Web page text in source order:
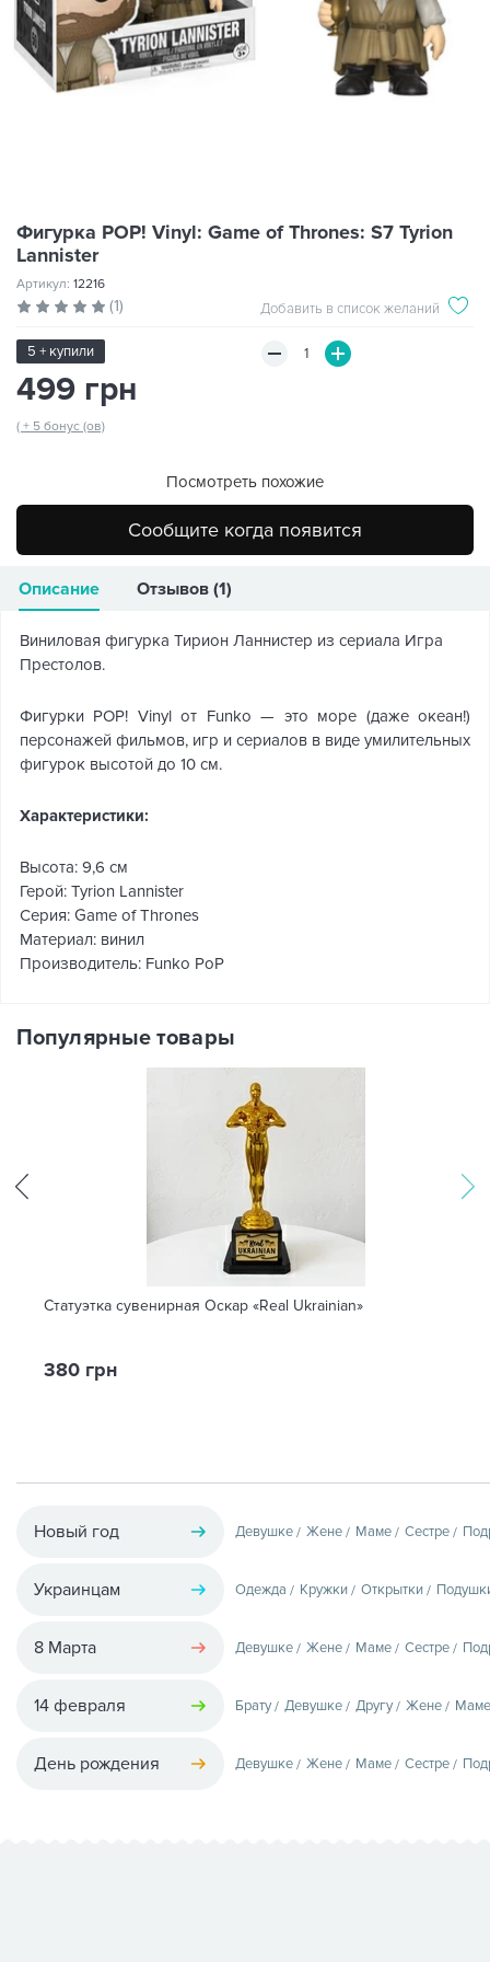
Фигурка POP! Vinyl: Game of Thrones: S7 Tyrion
Lannister
Артикул: 12216
(1) Добавить в список желаний
5 + купили
499 грн
( + 5 бонус (ов)
Посмотреть похожие
Сообщите когда появится
Описание Отзывов (1)
Виниловая фигурка Тирион Ланнистер из сериала Игра
Престолов.
Фигурки POP! Vinyl от Funko — это море (даже океан!)
персонажей фильмов, игр и сериалов в виде умилительных
фигурок высотой до 10 см.
Характеристики:
Высота: 9,6 см
Герой: Tyrion Lannister
Серия: Game of Thrones
Материал: винил
Производитель: Funko PoP
Популярные товары
Статуэтка сувенирная Оскар «Real Ukrainian»
380 грн
Новый год Девушке Жене Маме Сестре
Украинцам Одежда Кружки Открытки
8 Марта Девушке Жене Маме Сестре
14 февраля Брату Девушке Другу Жене Маме
День рождения Девушке Жене Маме Сестре